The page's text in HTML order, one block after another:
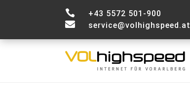
 +43 5572 501-900
 service@volhighspeed.at